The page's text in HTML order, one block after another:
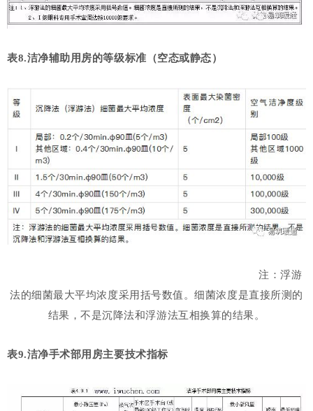
表8.洁净辅助用房的等级标准（空态或静态）
注：浮游
法的细菌最大平均浓度采用括号数值。细菌浓度是直接所测的
结果，不是沉降法和浮游法互相换算的结果。
表9.洁净手术部用房主要技术指标